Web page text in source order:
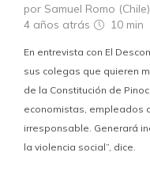
por Samuel Romo (Chile)
4 años atrás
10 min
En entrevista con El
sus colegas que quieren
de la Constitución de
economistas, empleados
irresponsable. Generará
la violencia social”, dice.